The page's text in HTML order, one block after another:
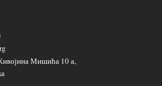
Мишића 10 а,